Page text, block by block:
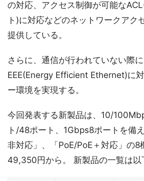
の対応、アクセス制御が可能な
ト)に対応などのネットワークアク
提供している。
さらに、通信が行われていない際
EEE(Energy Efficient Ethernet)に
ー環境を実現する。
今回発表する新製品は、10/
ト/48ポート、1Gbps8ポートを備
非対応」、「PoE/PoE＋対応」の8
49,350円から。 新製品の一覧は以